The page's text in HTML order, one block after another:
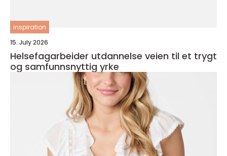
inspiration
15. July 2026
Helsefagarbeider utdannelse veien til et trygt
og samfunnsnyttig yrke